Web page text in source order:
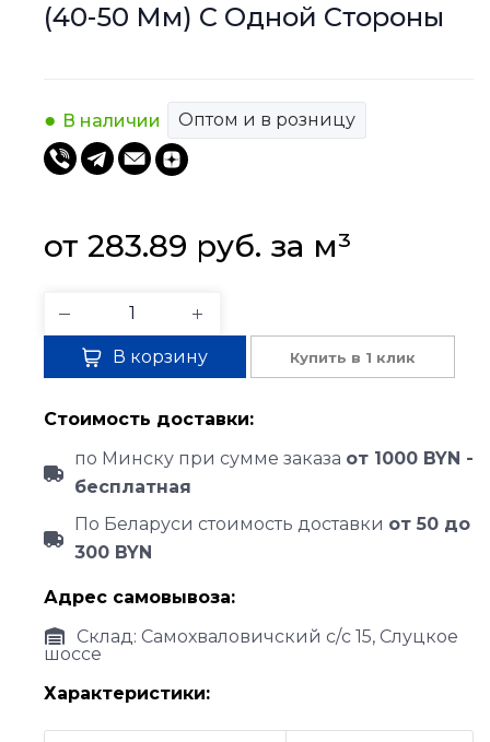
(40-50 Мм) С Одной Стороны
от 283.89 руб. за м³
В корзину Купить в 1 клик
В наличии Оптом и в розницу
Стоимость доставки:
по Минску при сумме заказа от 1000 BYN -
бесплатная
По Беларуси стоимость доставки от 50 до
300 BYN
Адрес самовывоза:
Склад: Самохваловичский с/с 15, Слуцкое
шоссе
Характеристики: